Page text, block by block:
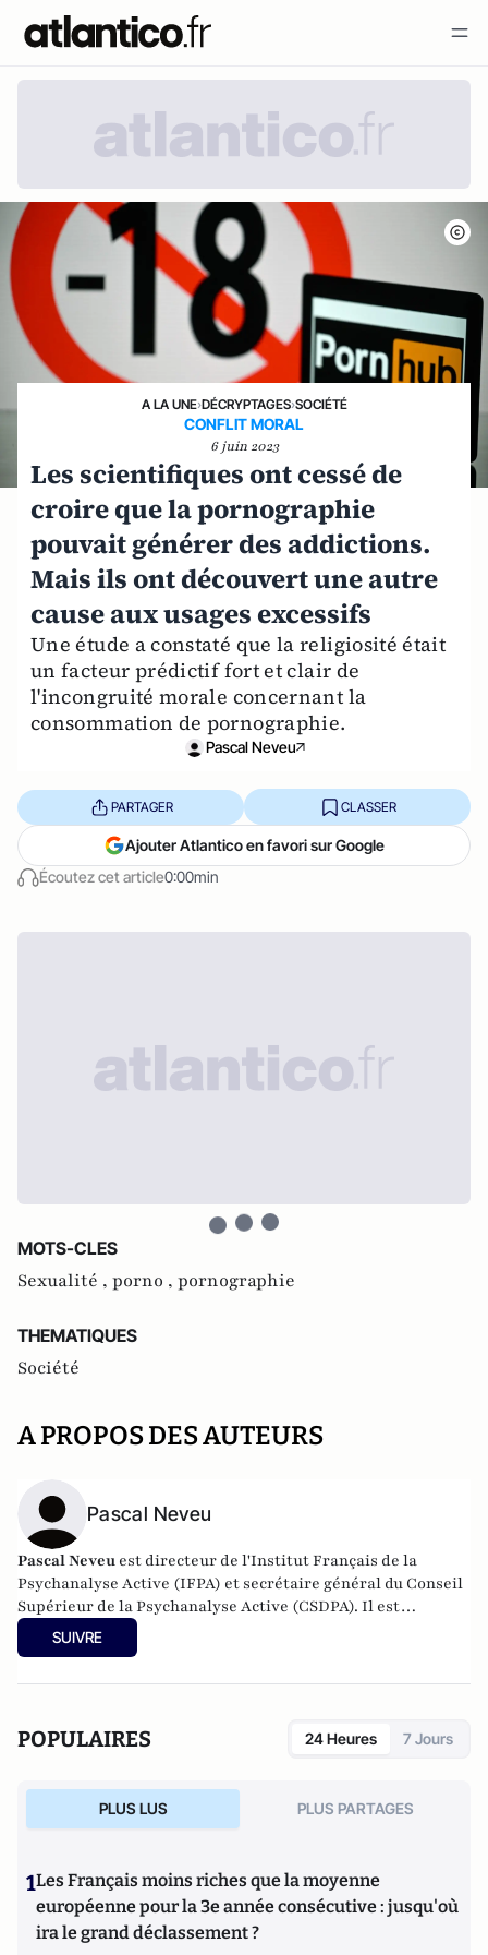
A LA UNE›DÉCRYPTAGES›SOCIÉTÉ
CONFLIT MORAL
6 juin 2023
Les scientifiques ont cessé de
croire que la pornographie
pouvait générer des addictions.
Mais ils ont découvert une autre
cause aux usages excessifs
Une étude a constaté que la religiosité était
un facteur prédictif fort et clair de
l'incongruité morale concernant la
consommation de pornographie.
Pascal Neveu
Écoutez cet article0:00min
PARTAGER CLASSER
Ajouter Atlantico en favori sur Google
MOTS-CLES
Sexualité , porno , pornographie
THEMATIQUES
Société
A PROPOS DES AUTEURS
Pascal Neveu
Pascal Neveu est directeur de l'Institut Français de la
Psychanalyse Active (IFPA) et secrétaire général du Conseil
Supérieur de la Psychanalyse Active (CSDPA). Il est
responsable national de la cellule de soutien psychologique
au sein de l’Œuvre des Pupilles Orphelins des Sapeurs-
SUIVRE
POPULAIRES 24 Heures 7 Jours
PLUS LUS PLUS PARTAGES
1Les Français moins riches que la moyenne
européenne pour la 3e année consécutive : jusqu'où
ira le grand déclassement ?